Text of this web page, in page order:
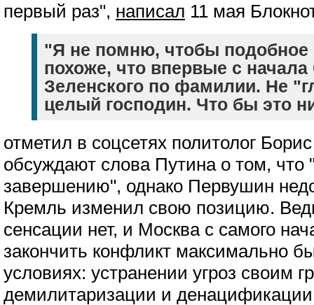
первый раз", написал 11 мая
"Я не помню, чтобы
похоже, что впервые с
Зеленского по фамилии. Не
целый господин. Что бы это
отметил в соцсетях политолог
обсуждают слова Путина о том, что
завершению", однако Первушин
Кремль изменил свою позицию.
сенсации нет, и Москва с самого
закончить конфликт максимально
условиях: устранении угроз своим
демилитаризации и